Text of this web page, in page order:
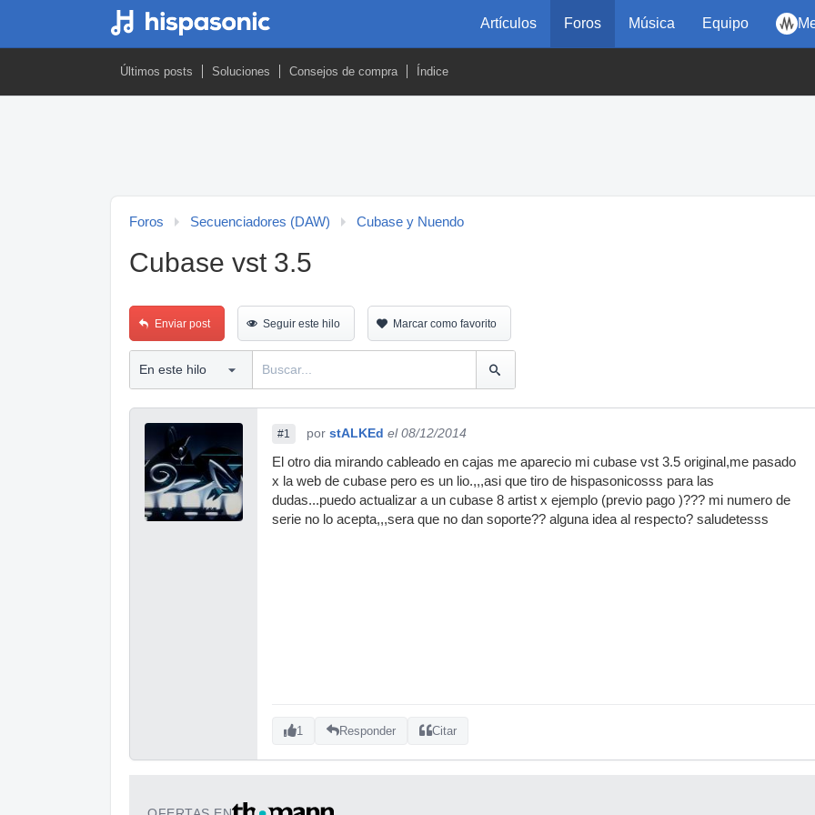
Artículos Foros Música Equipo
Últimos posts Soluciones Consejos de compra Índice
Foros Secuenciadores (DAW) Cubase y Nuendo
Cubase vst 3.5
Enviar post Seguir este hilo Marcar como favorito
#1 por stALKEd el 08/12/2014
El otro dia mirando cableado en cajas me aparecio mi cubase vst 3.5 original,me pasado
x la web de cubase pero es un lio.,,,asi que tiro de hispasonicosss para las
dudas...puedo actualizar a un cubase 8 artist x ejemplo (previo pago )??? mi numero de
serie no lo acepta,,,sera que no dan soporte?? alguna idea al respecto? saludetesss
1 Responder Citar